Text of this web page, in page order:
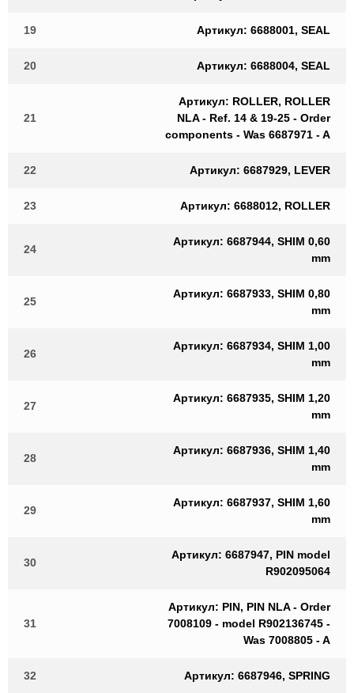
19 Артикул: 6688001, SEAL
20 Артикул: 6688004, SEAL
21
Артикул: ROLLER, ROLLER
NLA - Ref. 14 & 19-25 - Order
components - Was 6687971 - A
22 Артикул: 6687929, LEVER
23 Артикул: 6688012, ROLLER
24
Артикул: 6687944, SHIM 0,60
mm
25
Артикул: 6687933, SHIM 0,80
mm
26
Артикул: 6687934, SHIM 1,00
mm
27
Артикул: 6687935, SHIM 1,20
mm
28
Артикул: 6687936, SHIM 1,40
mm
29
Артикул: 6687937, SHIM 1,60
mm
30
Артикул: 6687947, PIN model
R902095064
31
Артикул: PIN, PIN NLA - Order
7008109 - model R902136745 -
Was 7008805 - A
32 Артикул: 6687946, SPRING